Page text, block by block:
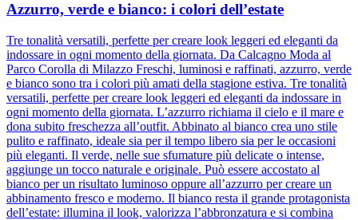
Azzurro, verde e bianco: i colori dell’estate
Tre tonalità versatili, perfette per creare look leggeri ed eleganti da
indossare in ogni momento della giornata. Da Calcagno Moda al
Parco Corolla di Milazzo Freschi, luminosi e raffinati, azzurro, verde
e bianco sono tra i colori più amati della stagione estiva. Tre tonalità
versatili, perfette per creare look leggeri ed eleganti da indossare in
ogni momento della giornata. L’azzurro richiama il cielo e il mare e
dona subito freschezza all’outfit. Abbinato al bianco crea uno stile
pulito e raffinato, ideale sia per il tempo libero sia per le occasioni
più eleganti. Il verde, nelle sue sfumature più delicate o intense,
aggiunge un tocco naturale e originale. Può essere accostato al
bianco per un risultato luminoso oppure all’azzurro per creare un
abbinamento fresco e moderno. Il bianco resta il grande protagonista
dell’estate: illumina il look, valorizza l’abbronzatura e si combina